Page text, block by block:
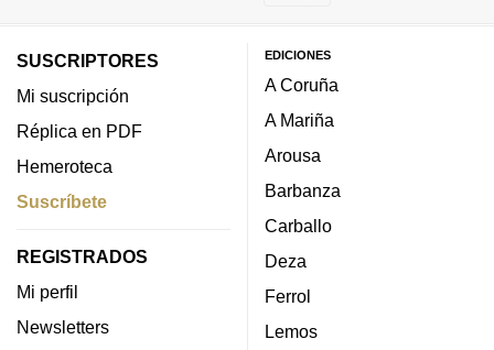
SUSCRIPTORES
Mi suscripción
Réplica en PDF
Hemeroteca
Suscríbete
REGISTRADOS
Mi perfil
Newsletters
EDICIONES
A Coruña
A Mariña
Arousa
Barbanza
Carballo
Deza
Ferrol
Lemos